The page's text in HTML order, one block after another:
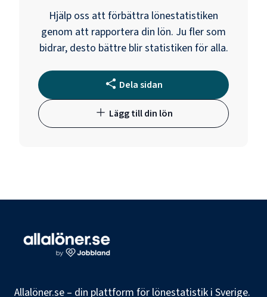
Hjälp oss att förbättra lönestatistiken
genom att rapportera din lön. Ju fler som
bidrar, desto bättre blir statistiken för alla.
Dela sidan
Lägg till din lön
Allalöner.se – din plattform för lönestatistik i Sverige.